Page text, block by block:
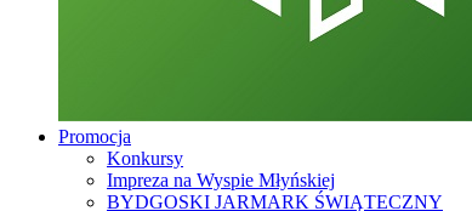
Promocja
Konkursy
Impreza na Wyspie Młyńskiej
BYDGOSKI JARMARK ŚWIĄTECZNY